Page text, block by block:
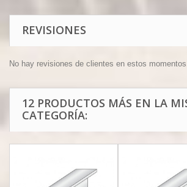
REVISIONES
No hay revisiones de clientes en estos
12 PRODUCTOS MÁS EN LA
CATEGORÍA: